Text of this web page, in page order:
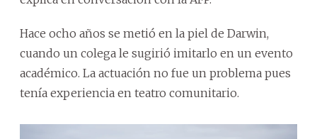
Hace ocho años se metió en la piel de Darwin,
cuando un colega le sugirió imitarlo en un evento
académico. La actuación no fue un problema pues
tenía experiencia en teatro comunitario.